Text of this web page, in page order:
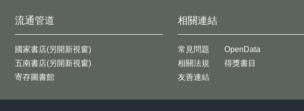
流通管道
國家書店(另開新視窗)
五南書店(另開新視窗)
寄存圖書館
相關連結
常見問題
相關法規
友善連結
OpenData
得獎書目